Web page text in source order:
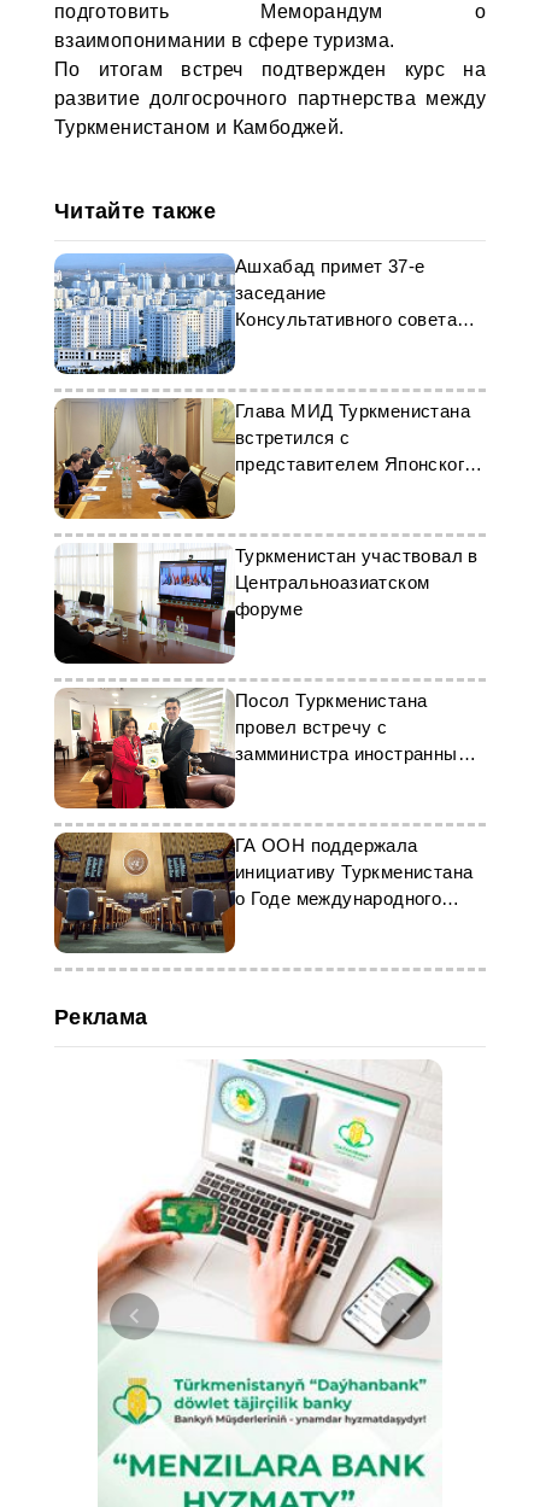
подготовить Меморандум о
взаимопонимании в сфере туризма.
По итогам встреч подтвержден курс на
развитие долгосрочного партнерства между
Туркменистаном и Камбоджей.
Читайте также
Ашхабад примет 37-е
заседание
Консультативного совета
СНГ
Глава МИД Туркменистана
встретился с
представителем Японского
банка
Туркменистан участвовал в
Центральноазиатском
форуме
Посол Туркменистана
провел встречу с
замминистра иностранных
дел Турции
ГА ООН поддержала
инициативу Туркменистана
о Годе международного
Реклама